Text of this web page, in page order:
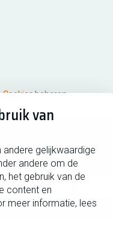
van
gelijkwaardige
andere om de
het gebruik van de
content en
meer informatie, lees
iso/iec 27001
Cookies beheren